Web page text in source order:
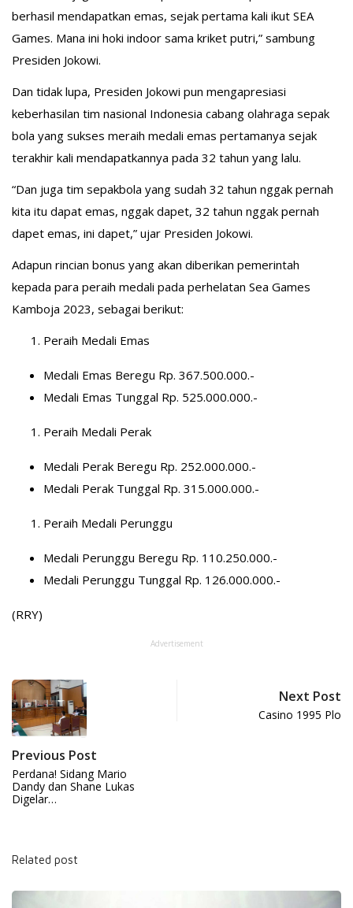
berhasil mendapatkan emas, sejak pertama kali ikut SEA
Games. Mana ini hoki indoor sama kriket putri,” sambung
Presiden Jokowi.
Dan tidak lupa, Presiden Jokowi pun mengapresiasi
keberhasilan tim nasional Indonesia cabang olahraga sepak
bola yang sukses meraih medali emas pertamanya sejak
terakhir kali mendapatkannya pada 32 tahun yang lalu.
“Dan juga tim sepakbola yang sudah 32 tahun nggak pernah
kita itu dapat emas, nggak dapet, 32 tahun nggak pernah
dapet emas, ini dapet,” ujar Presiden Jokowi.
Adapun rincian bonus yang akan diberikan pemerintah
kepada para peraih medali pada perhelatan Sea Games
Kamboja 2023, sebagai berikut:
Peraih Medali Emas
Medali Emas Beregu Rp. 367.500.000.-
Medali Emas Tunggal Rp. 525.000.000.-
Peraih Medali Perak
Medali Perak Beregu Rp. 252.000.000.-
Medali Perak Tunggal Rp. 315.000.000.-
Peraih Medali Perunggu
Medali Perunggu Beregu Rp. 110.250.000.-
Medali Perunggu Tunggal Rp. 126.000.000.-
(RRY)
Advertisement
Previous Post
Perdana! Sidang Mario
Dandy dan Shane Lukas
Digelar…
Next Post
Casino 1995 Plo
Related post